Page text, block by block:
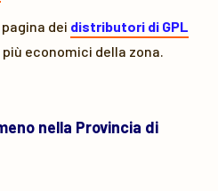
dei distributori di GPL
economici della zona.
nella Provincia di